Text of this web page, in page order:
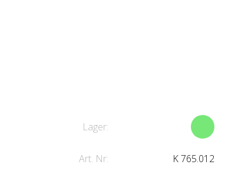
Lager:
Art. Nr: K 765.012